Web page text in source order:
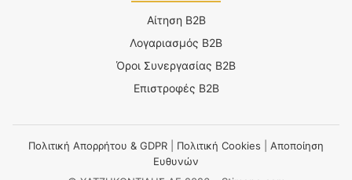
Αίτηση B2B
Λογαριασμός B2B
Όροι Συνεργασίας B2B
Επιστροφές B2B
Πολιτική Απορρήτου & GDPR Πολιτική Cookies
Αποποίηση
Ευθυνών